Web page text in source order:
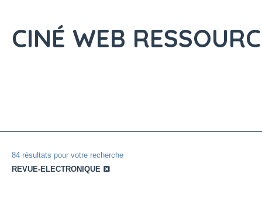
CINÉ WEB
84 résultats pour votre recherche
REVUE-ELECTRONIQUE